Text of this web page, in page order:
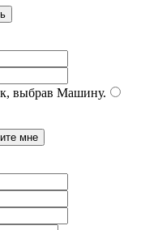
выбрав Машину.